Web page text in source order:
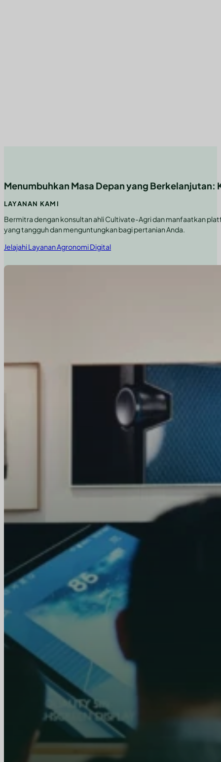
Menumbuhkan Masa Depan yang Berkelanjutan:
LAYANAN KAMI
Bermitra dengan konsultan ahli Cultivate-Agri dan manfaatkan
yang tangguh dan menguntungkan bagi pertanian Anda.
Jelajahi Layanan Agronomi Digital